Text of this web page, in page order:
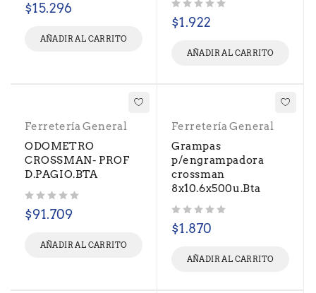
$15.296
AÑADIR AL CARRITO
$1.922
AÑADIR AL CARRITO
Ferretería General
ODOMETRO
CROSSMAN- PROF
D.PAGIO.BTA
$91.709
AÑADIR AL CARRITO
Ferretería General
Grampas
p/engrampadora
crossman
8x10.6x500u.Bta
$1.870
AÑADIR AL CARRITO